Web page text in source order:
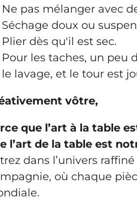
Ne pas mélanger avec
Séchage doux ou
Plier dès qu'il est sec.
Pour les taches, un peu
le lavage, et le tour est
vôtre,
que l’art à la table
l’art de la table est
dans l’univers
où chaque